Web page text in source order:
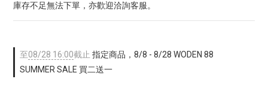
庫存不足無法下單，亦歡迎洽詢客服。
至08/28 16:00截止 指定商品，8/8 - 8/28 WODEN 88
SUMMER SALE 買二送一